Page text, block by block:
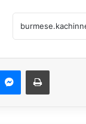
Messenger
Print